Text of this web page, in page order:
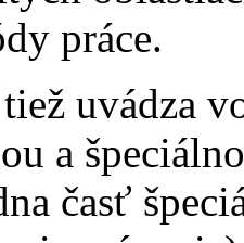
práce.
uvádza
a
časť